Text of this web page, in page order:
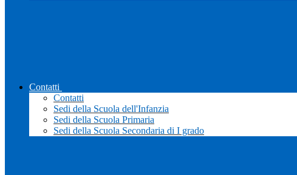
Contatti
Contatti
Sedi della Scuola dell'Infanzia
Sedi della Scuola Primaria
Sedi della Scuola Secondaria di I grado